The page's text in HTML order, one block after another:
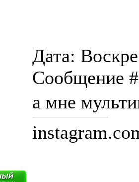
Дата:
Сообщение
а мне